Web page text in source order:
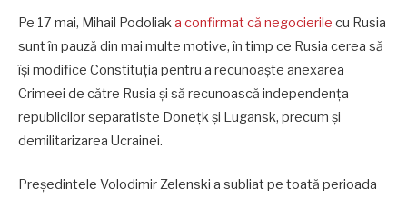
Pe 17 mai, Mihail Podoliaka confirmat că negocierile cu Rusia
sunt în pauză din mai multe motive, în timp ce Rusia cerea să
îşi modifice Constituţia pentru a recunoaşte anexarea
Crimeei de către Rusia şi să recunoască independenţa
republicilor separatiste Doneţk şi Lugansk, precum și
demilitarizarea Ucrainei.
Președintele Volodimir Zelenski a subliat pe toată perioada